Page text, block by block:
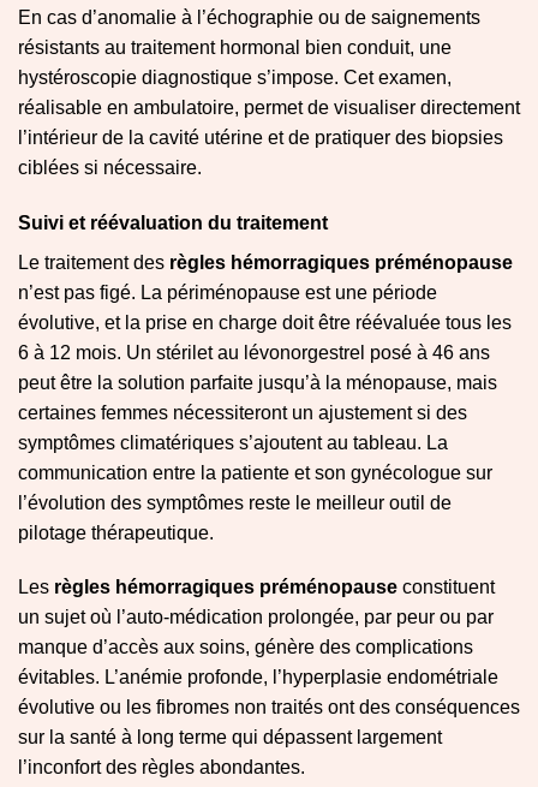
En cas d’anomalie à l’échographie ou de saignements
résistants au traitement hormonal bien conduit, une
hystéroscopie diagnostique s’impose. Cet examen,
réalisable en ambulatoire, permet de visualiser directement
l’intérieur de la cavité utérine et de pratiquer des biopsies
ciblées si nécessaire.
Suivi et réévaluation du traitement
Le traitement des règles hémorragiques préménopause
n’est pas figé. La périménopause est une période
évolutive, et la prise en charge doit être réévaluée tous les
6 à 12 mois. Un stérilet au lévonorgestrel posé à 46 ans
peut être la solution parfaite jusqu’à la ménopause, mais
certaines femmes nécessiteront un ajustement si des
symptômes climatériques s’ajoutent au tableau. La
communication entre la patiente et son gynécologue sur
l’évolution des symptômes reste le meilleur outil de
pilotage thérapeutique.
Les règles hémorragiques préménopause constituent
un sujet où l’auto-médication prolongée, par peur ou par
manque d’accès aux soins, génère des complications
évitables. L’anémie profonde, l’hyperplasie endométriale
évolutive ou les fibromes non traités ont des conséquences
sur la santé à long terme qui dépassent largement
l’inconfort des règles abondantes.